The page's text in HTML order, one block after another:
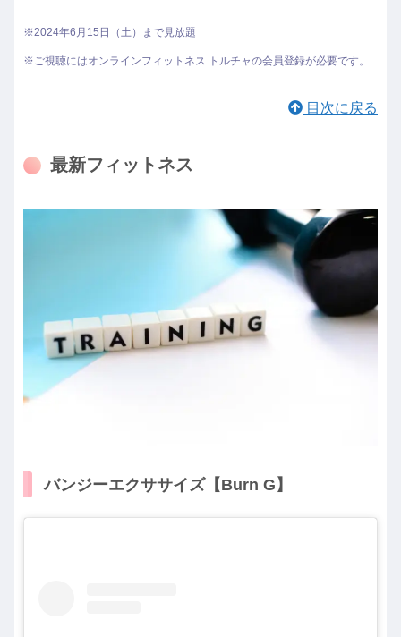
※2024年6月15日（土）まで見放題
※ご視聴にはオンラインフィットネス トルチャの会員登録が必要です。
目次に戻る
最新フィットネス
バンジーエクササイズ【Burn G】